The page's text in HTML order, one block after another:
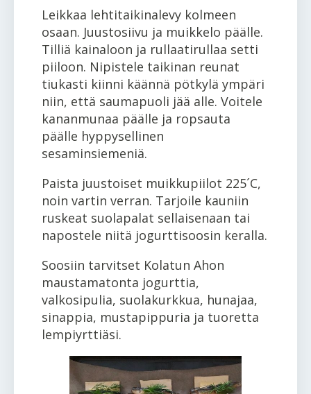
Leikkaa lehtitaikinalevy kolmeen
osaan. Juustosiivu ja muikkelo päälle.
Tilliä kainaloon ja rullaatirullaa setti
piiloon. Nipistele taikinan reunat
tiukasti kiinni käännä pötkylä ympäri
niin, että saumapuoli jää alle. Voitele
kananmunaa päälle ja ropsauta
päälle hyppysellinen
sesaminsiemeniä.
Paista juustoiset muikkupiilot 225´C,
noin vartin verran. Tarjoile kauniin
ruskeat suolapalat sellaisenaan tai
napostele niitä jogurttisoosin keralla.
Soosiin tarvitset Kolatun Ahon
maustamatonta jogurttia,
valkosipulia, suolakurkkua, hunajaa,
sinappia, mustapippuria ja tuoretta
lempiyrttiäsi.